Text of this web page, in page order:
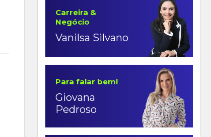
Carreira &
Negócio
Vanilsa Silvano
Para falar bem!
Giovana
Pedroso